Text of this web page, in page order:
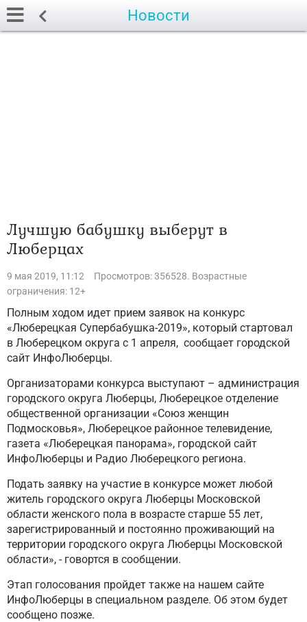
Новости
Лучшую бабушку выберут в
Люберцах
9 мая 2019, 11:12
Просмотров: 356528. Возрастные
ограничения: 12+
Полным ходом идет прием заявок на конкурс
«Люберецкая Супербабушка-2019», который стартовал
в Люберецком округа с 1 апреля, сообщает городской
сайт ИнфоЛюберцы.
Организаторами конкурса выступают – администрация
городского округа Люберцы, Люберецкое отделение
общественной организации «Союз женщин
Подмосковья», Люберецкое районное телевидение,
газета «Люберецкая панорама», городской сайт
ИнфоЛюберцы и Радио Люберецкого региона.
Подать заявку на участие в конкурсе может любой
житель городского округа Люберцы Московской
области женского пола в возрасте старше 55 лет,
зарегистрированный и постоянно проживающий на
территории городского округа Люберцы Московской
области», - говортся в сообщении.
Этап голосования пройдет также на нашем сайте
ИнфоЛюберцы в специальном разделе. Об этом будет
сообщено позже.